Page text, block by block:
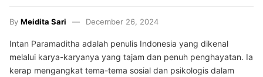
By Meidita Sari December 26, 2024
Intan Paramaditha adalah penulis Indonesia yang dikenal
melalui karya-karyanya yang tajam dan penuh penghayatan. Ia
kerap mengangkat tema-tema sosial dan psikologis dalam